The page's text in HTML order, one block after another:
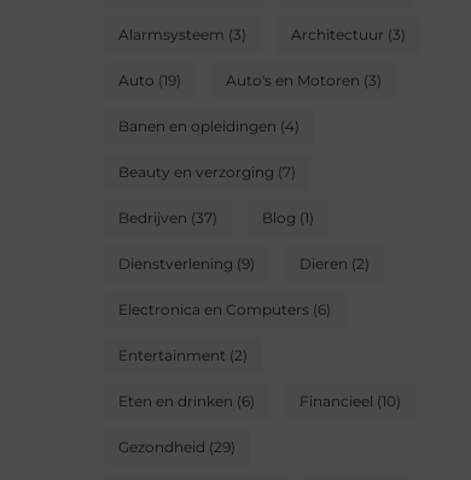
Alarmsysteem (3) Architectuur (3)
Auto (19) Auto's en Motoren (3)
Banen en opleidingen (4)
Beauty en verzorging (7)
Bedrijven (37) Blog (1)
Dienstverlening (9) Dieren (2)
Electronica en Computers (6)
Entertainment (2)
Eten en drinken (6) Financieel (10)
Gezondheid (29)